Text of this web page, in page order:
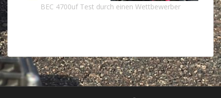
BEC 4700uf Test durch einen Wettbewerber